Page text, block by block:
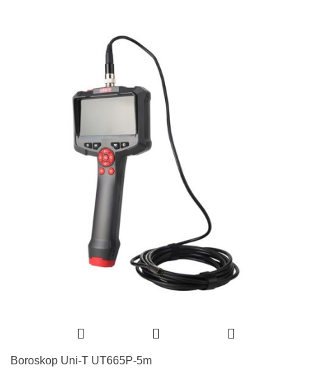
Boroskop Uni-T UT665P-5m